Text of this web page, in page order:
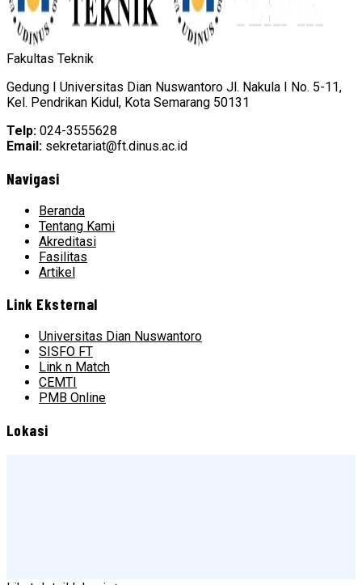
Fakultas Teknik
Gedung I Universitas Dian Nuswantoro Jl. Nakula I No. 5-11,
Kel. Pendrikan Kidul, Kota Semarang 50131
Telp: 024-3555628
Email: sekretariat@ft.dinus.ac.id
Navigasi
Beranda
Tentang Kami
Akreditasi
Fasilitas
Artikel
Link Eksternal
Universitas Dian Nuswantoro
SISFO FT
Link n Match
CEMTI
PMB Online
Lokasi